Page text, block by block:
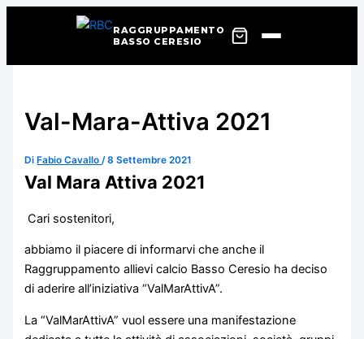
RAGGRUPPAMENTO
BASSO CERESIO
contenuto
Val-Mara-Attiva 2021
Di Fabio Cavallo/8 Settembre 2021
Val Mara Attiva 2021
Cari sostenitori,
abbiamo il piacere di informarvi che anche il
Raggruppamento allievi calcio Basso Ceresio ha deciso
di aderire all’iniziativa “ValMarAttivA”.
La “ValMarAttivA” vuol essere una manifestazione